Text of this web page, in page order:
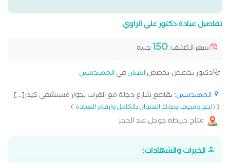
تفاصيل عيادة دكتور علي الراوي
سعر الكشف:150جنيه
دكتور تخصص تخصصاسنانفيالمهندسين
المهندسين: تقاطع شارع دجلة مع الفرات بجوار مستشفى كيدز[...]
((احجز وسوف يصلك العنوان بالكامل وارقام العيادة)
متاح خريطة جوجل عند الحجز
الخبرات والشهادات: